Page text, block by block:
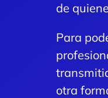
de
Para
otra